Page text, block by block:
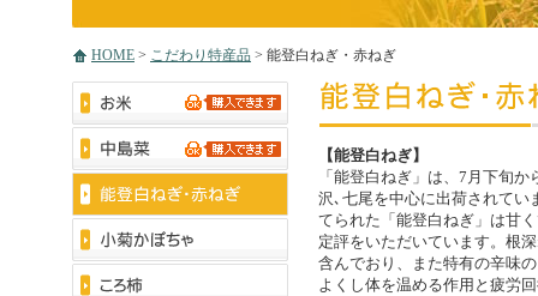
HOME > こだわり特産品 > 能登白ねぎ・赤ねぎ
【能登白ねぎ】
「能登白ねぎ」は、7月下旬
沢､七尾を中心に出荷されてい
てられた「能登白ねぎ」は甘
定評をいただいています。根
含んでおり、また特有の辛味
よくし体を温める作用と疲労